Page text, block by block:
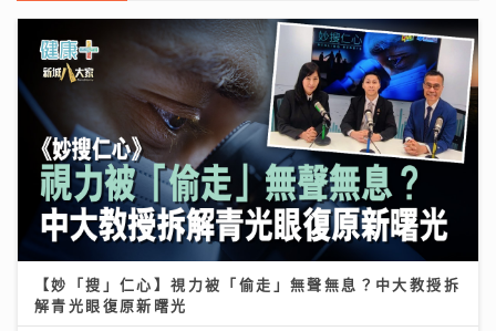
【妙「搜」仁心】視力被「偷走」無聲無息？中大教授拆
解青光眼復原新曙光